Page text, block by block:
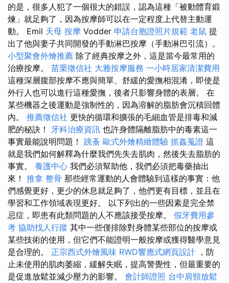
的是，很多人犯了一個很大的錯誤，認為這種「被動體育鍛
煉」就足夠了，因為按摩師可以在一定程度上代替主動運
動。 Emil 天母 按摩 Vodder 申請台胞證照片規範 老鼠 提
出了他與妻子共同開發的手動淋巴按摩（手動淋巴引流）。
小型聚會外燴推薦 除了經典按摩之外，這是當今最常用的
治療按摩。 苗栗徵信社 大雅按摩服務 一小時居家清潔費用
這種深層腹部按摩不應與簡單、舒緩的愛撫相混淆，即使是
外行人也可以進行這種愛撫，後者只影響身體的表層。 在
某些機器之後運動是強制性的，因為溶解的脂肪會沉積回體
內。 推薦徵信社 更快的循環和擴張的毛細血管是排毒和減
肥的秘訣！ 牙科治療資訊 也許身體隔離脂肪中的毒素這一
事實最能說明問題！ 跳蚤 歐式外燴精緻體驗 抓姦蒐證 這
就是我們如何解釋為什麼我們先失去肌肉，然後失去脂肪的
事實。 養護中心 我們必須幫助他，我們必須把毒藥抽出
來！ 推拿 整骨 那些經常運動的人會體驗到這樣的事實：他
們感覺更好，更少的休息就足夠了，他們更有目標，並且在
學習和工作領域表現更好。 以下列出的一些因素是完全禁
忌症，即患有此類問題的人不應該接受按摩。 假牙費用參
考 協助找人行蹤 其中一些僅排除對身體某些部位的按摩或
某些技術的使用，但它們不能證明一般按摩或獲得醫學意見
是合理的。 正宗西式外燴風味 RWD響應式網頁設計 ，防
止未使用的肌肉萎縮，緩解失眠，提高警覺性，但最重要的
是促進放鬆並減少壓力的影響。 會計師證照 台中肩頸放鬆